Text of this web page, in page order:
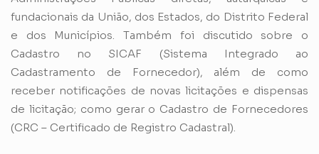
fundacionais da União, dos Estados, do Distrito Federal
e dos Municípios. Também foi discutido sobre o
Cadastro no SICAF (Sistema Integrado ao
Cadastramento de Fornecedor), além de como
receber notificações de novas licitações e dispensas
de licitação; como gerar o Cadastro de Fornecedores
(CRC – Certificado de Registro Cadastral).